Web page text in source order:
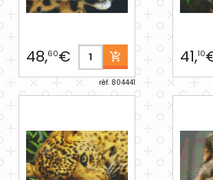
48,60€
réf. 804441
41,10